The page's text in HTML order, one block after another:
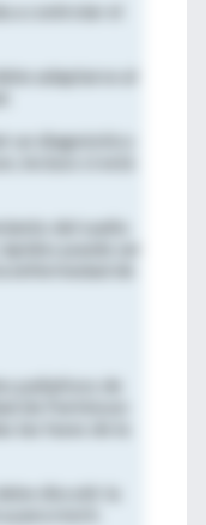
a controlar el
adaptarse al
un diagnóstico
del sueño
paliativos de
discutir la